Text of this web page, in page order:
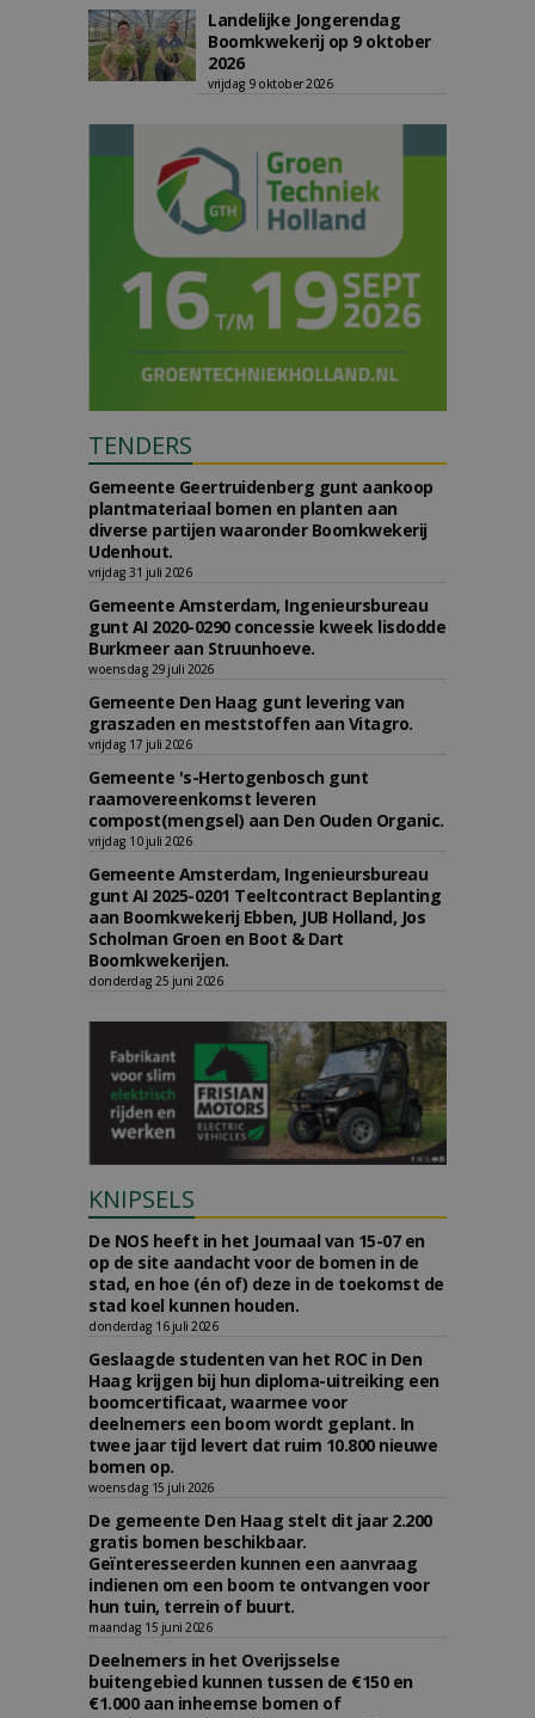
Landelijke Jongerendag
Boomkwekerij op 9 oktober
2026
vrijdag 9 oktober 2026
TENDERS
Gemeente Geertruidenberg gunt aankoop
plantmateriaal bomen en planten aan
diverse partijen waaronder Boomkwekerij
Udenhout.
vrijdag 31 juli 2026
Gemeente Amsterdam, Ingenieursbureau
gunt AI 2020-0290 concessie kweek lisdodde
Burkmeer aan Struunhoeve.
woensdag 29 juli 2026
Gemeente Den Haag gunt levering van
graszaden en meststoffen aan Vitagro.
vrijdag 17 juli 2026
Gemeente 's-Hertogenbosch gunt
raamovereenkomst leveren
compost(mengsel) aan Den Ouden Organic.
vrijdag 10 juli 2026
Gemeente Amsterdam, Ingenieursbureau
gunt AI 2025-0201 Teeltcontract Beplanting
aan Boomkwekerij Ebben, JUB Holland, Jos
Scholman Groen en Boot & Dart
Boomkwekerijen.
donderdag 25 juni 2026
KNIPSELS
De NOS heeft in het Journaal van 15-07 en
op de site aandacht voor de bomen in de
stad, en hoe (én of) deze in de toekomst de
stad koel kunnen houden.
donderdag 16 juli 2026
Geslaagde studenten van het ROC in Den
Haag krijgen bij hun diploma-uitreiking een
boomcertificaat, waarmee voor
deelnemers een boom wordt geplant. In
twee jaar tijd levert dat ruim 10.800 nieuwe
bomen op.
woensdag 15 juli 2026
De gemeente Den Haag stelt dit jaar 2.200
gratis bomen beschikbaar.
Geïnteresseerden kunnen een aanvraag
indienen om een boom te ontvangen voor
hun tuin, terrein of buurt.
maandag 15 juni 2026
Deelnemers in het Overijsselse
buitengebied kunnen tussen de €150 en
€1.000 aan inheemse bomen of